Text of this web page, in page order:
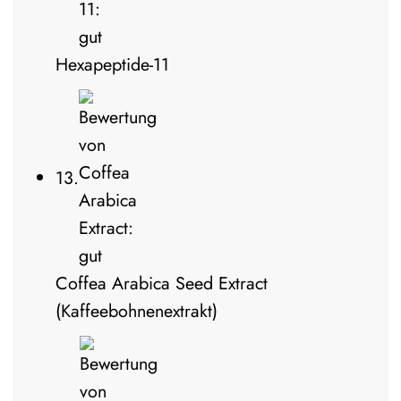
Hexapeptide-11
13.
Coffea Arabica Seed Extract
(Kaffeebohnenextrakt)